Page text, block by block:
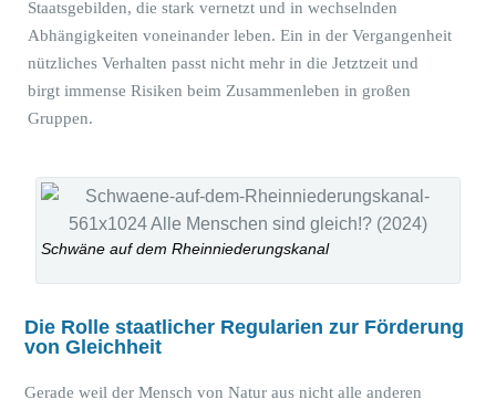
Staatsgebilden, die stark vernetzt und in wechselnden
Abhängigkeiten voneinander leben. Ein in der Vergangenheit
nützliches Verhalten passt nicht mehr in die Jetztzeit und
birgt immense Risiken beim Zusammenleben in großen
Gruppen.
Schwäne auf dem Rheinniederungskanal
Die Rolle staatlicher Regularien zur Förderung
von Gleichheit
Gerade weil der Mensch von Natur aus nicht alle anderen